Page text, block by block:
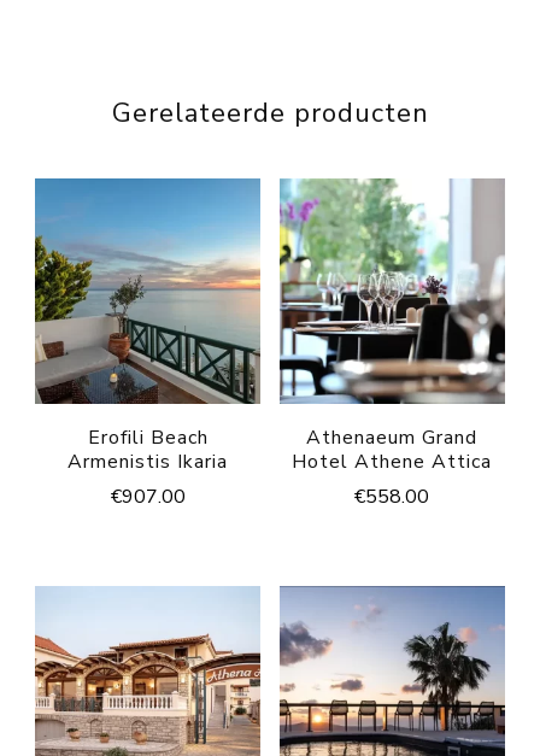
Gerelateerde producten
Erofili Beach
Armenistis Ikaria
€907.00
Athenaeum Grand
Hotel Athene Attica
€558.00